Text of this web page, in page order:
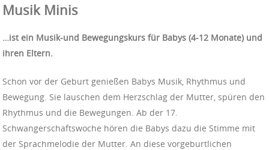
Musik Minis
…ist ein Musik-und Bewegungskurs für Babys (4-12 Monate) und
ihren Eltern.
Schon vor der Geburt genießen Babys Musik, Rhythmus und
Bewegung. Sie lauschen dem Herzschlag der Mutter, spüren den
Rhythmus und die Bewegungen. Ab der 17.
Schwangerschaftswoche hören die Babys dazu die Stimme mit
der Sprachmelodie der Mutter. An diese vorgeburtlichen